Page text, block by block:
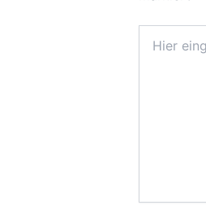
eingeben…